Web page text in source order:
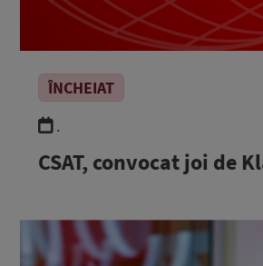
ÎNCHEIAT
.
CSAT, convocat joi de